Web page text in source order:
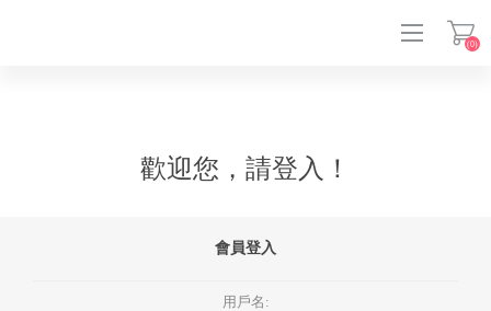
(0)
歡迎您，請登入！
會員登入
用戶名: